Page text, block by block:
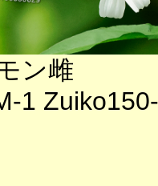
ン雌
1